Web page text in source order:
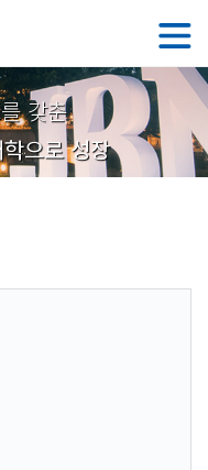
갖춘
으로 성장